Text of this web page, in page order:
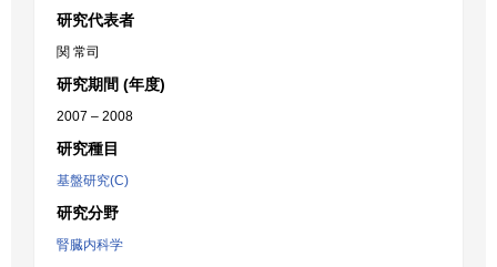
研究代表者
関 常司
研究期間 (年度)
2007 – 2008
研究種目
基盤研究(C)
研究分野
腎臓内科学